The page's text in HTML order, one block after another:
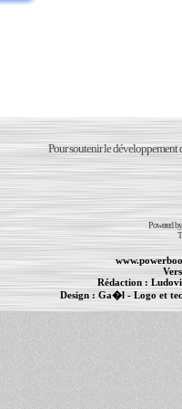
Pour soutenir le développement
Powered
Rédaction :
Design : Ga�l- Logo et
Informations : PowerBook -